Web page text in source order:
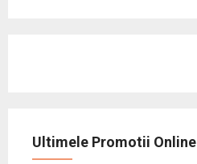
Ultimele Promotii Online